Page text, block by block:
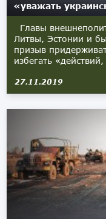
«уважать
Главы
Литвы, Эстонии и
призыв
избегать
27.11.2019